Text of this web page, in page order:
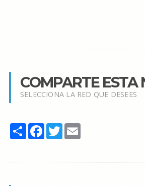
COMPARTE ESTA
SELECCIONA LA RED QUE DESEES
Share Facebook
TwitterEmail